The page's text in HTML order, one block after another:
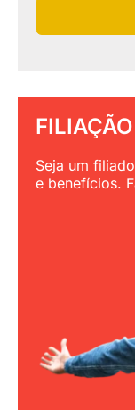
FILIAÇÃO
Seja um
e benefícios.